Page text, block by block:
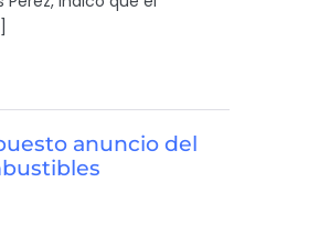
anuncio del